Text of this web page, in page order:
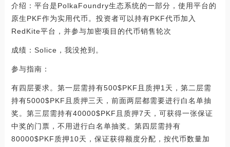
介绍：平台是PolkaFoundry生态系统的一部分，使用平台的
原生PKF作为实用代币。投资者可以持有PKF代币加入
RedKite平台，并参与加密项目的代币销售轮次
成绩：Solice，我没抢到。
参与指南：
有四层要求。第一层需持有500$PKF且质押1天，第二层需
持有5000$PKF且质押三天，前面两层都需要进行白名单抽
奖。第三层需持有40000$PKF且质押7天，可获得一张保证
中奖的门票，不用进行白名单抽奖。第四层需持有
80000$PKF质押10天，保证获得额度分配，按代币数量加